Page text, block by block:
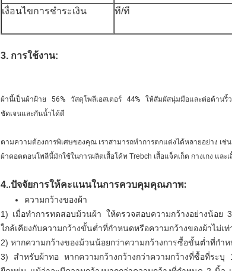
เงื่อนไขการชำระเงิน ที/ที
3. การใช้งาน:
ผ้านี้เป็นผ้าฝ้าย 56% วัสดุโพลีเอสเตอร์ 44% ให้สัมผัสนุ่มมือและต่อต้าน
ชัดเจนและกันน้ำได้ดี
ตามความต้องการพิเศษของคุณ เราสามารถทำการตกแต่งได้หลายอย่าง เ
ผ้าคอตตอนโพลีนี้มักใช้ในการผลิตเสื้อโค้ท Trebch เสื้อแจ็คเก็ต กางเกง แล
4..ปัจจัยการให้คะแนนในการควบคุมคุณภาพ:
ความกว้างของผ้า
1) เมื่อทำการทดสอบม้วนผ้า ให้ตรวจสอบความกว้างอย่างน้อ
ใกล้เคียงกับความกว้างขั้นต่ำที่กำหนดหรือความกว้างของผ้าไม่
2) หากความกว้างของม้วนน้อยกว่าความกว้างการซื้อขั้นต่ำที่กำ
3) สำหรับผ้าทอ หากความกว้างกว้างกว่าความกว้างที่ซื้อที่ระ